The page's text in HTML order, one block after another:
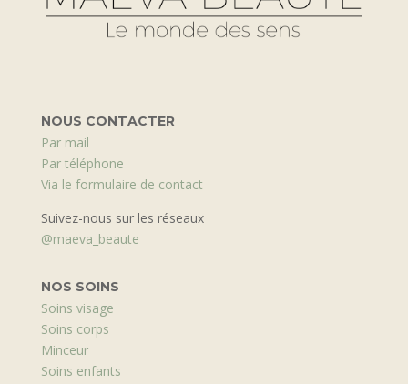
NOUS CONTACTER
Par mail
Par téléphone
Via le formulaire de contact
Suivez-nous sur les réseaux
@maeva_beaute
NOS SOINS
Soins visage
Soins corps
Minceur
Soins enfants